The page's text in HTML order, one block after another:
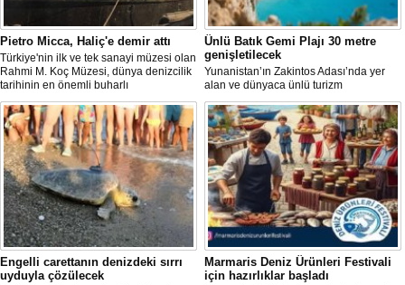
Pietro Micca, Haliç'e demir attı
Türkiye'nin ilk ve tek sanayi müzesi olan
Rahmi M. Koç Müzesi, dünya denizcilik
tarihinin en önemli buharlı
römorkörlerinden biri olarak kabul
edilen Pietro Micca'yı koleksiyonuna
kazandırdı.
Ünlü Batık Gemi Plajı 30 metre
genişletilecek
Yunanistan’ın Zakintos Adası’nda yer
alan ve dünyaca ünlü turizm
noktalarından biri olan Navagio Plajı'nın
yaklaşık 30 metre genişletilmesi
planlanıyor.
Engelli carettanın denizdeki sırrı
uyduyla çözülecek
Marmaris Deniz Ürünleri Festivali
için hazırlıklar başladı